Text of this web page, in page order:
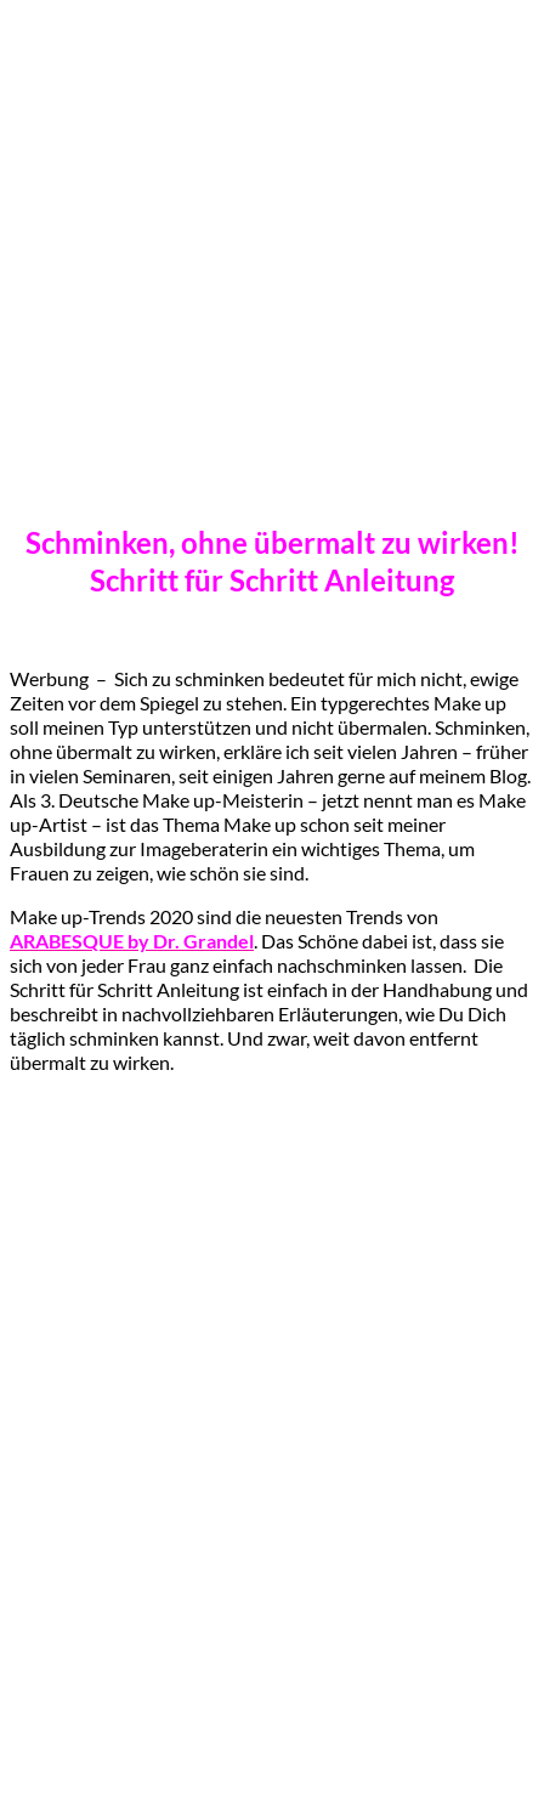
Schminken, ohne übermalt zu wirken!
Schritt für Schritt Anleitung
Werbung – Sich zu schminken bedeutet für mich nicht, ewige
Zeiten vor dem Spiegel zu stehen. Ein typgerechtes Make up
soll meinen Typ unterstützen und nicht übermalen. Schminken,
ohne übermalt zu wirken, erkläre ich seit vielen Jahren – früher
in vielen Seminaren, seit einigen Jahren gerne auf meinem Blog.
Als 3. Deutsche Make up-Meisterin – jetzt nennt man es Make
up-Artist – ist das Thema Make up schon seit meiner
Ausbildung zur Imageberaterin ein wichtiges Thema, um
Frauen zu zeigen, wie schön sie sind.
Make up-Trends 2020 sind die neuesten Trends von
ARABESQUE by Dr. Grandel . Das Schöne dabei ist, dass sie
sich von jeder Frau ganz einfach nachschminken lassen. Die
Schritt für Schritt Anleitung ist einfach in der Handhabung und
beschreibt in nachvollziehbaren Erläuterungen, wie Du Dich
täglich schminken kannst. Und zwar, weit davon entfernt
übermalt zu wirken.